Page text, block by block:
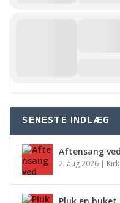
SENESTE INDLÆG
Aftensang
2. aug 2026 |
Pluk en